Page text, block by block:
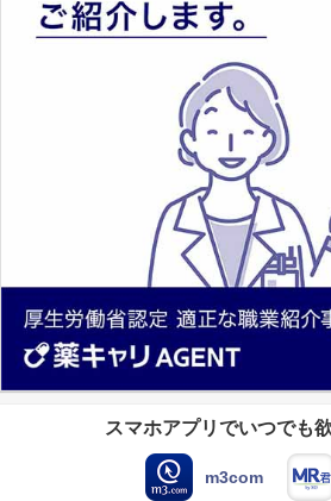
スマホアプリでいつでも
m3com